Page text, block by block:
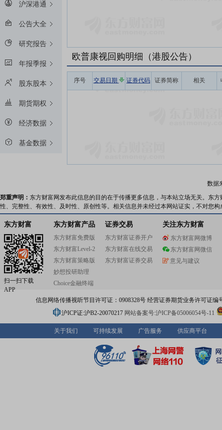
沪深港通
公告大全
研究报告
年报季报
股东股本
期货期权
经济数据
基金数据
欧普康视回购明细（港股公告）
序号 交易日期 证券代码 证券简称 相关
数据
郑重声明： 东方财富网发布此信息的目的在于传播更多信息，与本站立场无关。东
性、完整性、有效性、及时性、原创性等。相关信息并未经过本网站证实，不对您
东方财富
扫一扫下载
APP
东方财富产品
东方财富免费版
东方财富Level-2
东方财富策略版
妙想投研助理
Choice金融终端
证券交易
东方财富证券开户
东方财富在线交易
东方财富证券交易
关注东方财富
东方财富网微博
东方财富网微信
意见与建议
信息网络传播视听节目许可证：0908328号 经营证券期货业务许可证编
沪ICP证:沪B2-20070217 网站备案号:沪ICP备05006054号-11
关于我们 可持续发展 广告服务 供应商平台